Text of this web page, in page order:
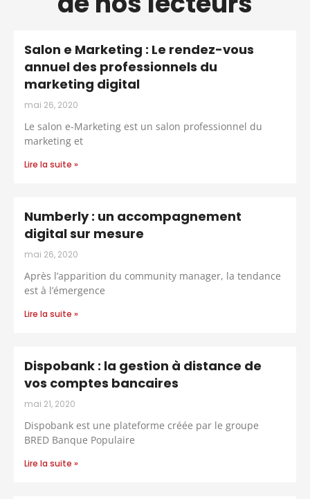
Salon e Marketing : Le rendez-vous
annuel des professionnels du
marketing digital
mai 26, 2020
Le salon e-Marketing est un salon professionnel du
marketing et
Lire la suite »
Numberly : un accompagnement
digital sur mesure
mai 26, 2020
Après l’apparition du community manager, la tendance
est à l’émergence
Lire la suite »
Dispobank : la gestion à distance de
vos comptes bancaires
mai 21, 2020
Dispobank est une plateforme créée par le groupe
BRED Banque Populaire
Lire la suite »